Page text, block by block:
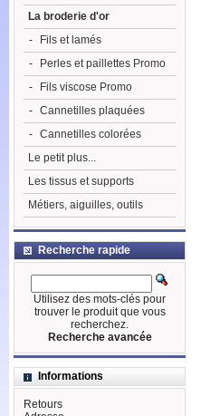
La broderie d'or
-
Fils et lamés
-
Perles et paillettes Promo
-
Fils viscose Promo
- Cannetilles plaquées
- Cannetilles colorées
Le petit plus...
Les tissus et supports
Métiers, aiguilles, outils
Recherche rapide
Utilisez des mots-clés pour
trouver le produit que vous
recherchez.
Recherche avancée
Informations
Retours